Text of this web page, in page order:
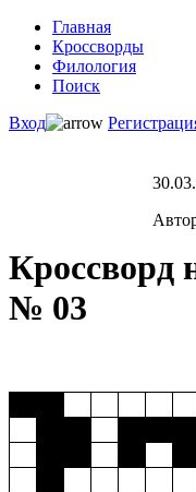
Главная
Кроссворды
Филология
Поиск
Вход
Кроссворд
№ 03